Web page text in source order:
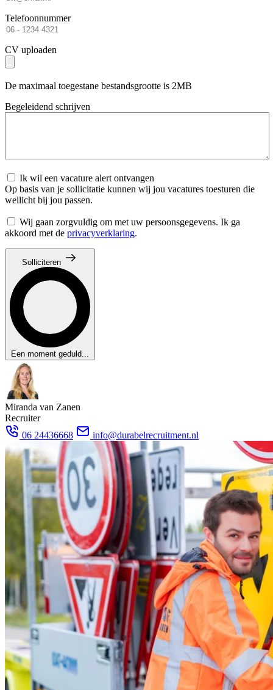
Telefoonnummer
CV uploaden
De maximaal toegestane bestandsgrootte is 2MB
Begeleidend schrijven
Ik wil een vacature alert ontvangen
Op basis van je sollicitatie kunnen wij jou vacatures toesturen die
wellicht bij jou passen.
Wij gaan zorgvuldig om met uw persoonsgegevens. Ik ga
akkoord met de privacyverklaring.
Solliciteren
Een moment geduld...
Miranda van Zanen
Recruiter
06 24436668
info@durabelrecruitment.nl